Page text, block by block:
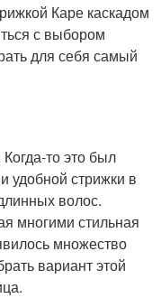
Каре каскадом
с выбором
для себя самый
то это был
удобной стрижки в
волос.
многими стильная
множество
вариант этой